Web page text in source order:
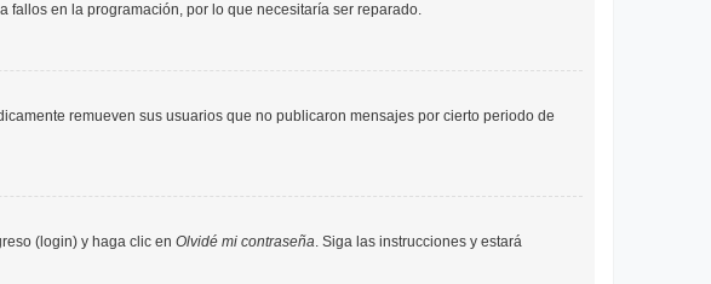
fallos en la programación, por lo que necesitaría ser reparado.
remueven sus usuarios que no publicaron mensajes por cierto periodo de
(login) y haga clic en Olvidé mi contraseña. Siga las instrucciones y estará